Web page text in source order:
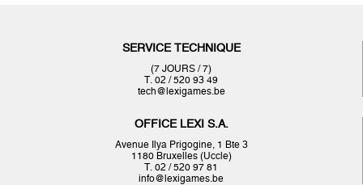
SERVICE TECHNIQUE
(7 JOURS / 7)
T. 02 / 520 93 49
tech@lexigames.be
OFFICE LEXI S.A.
Avenue Ilya Prigogine, 1 Bte 3
1180 Bruxelles (Uccle)
T. 02 / 520 97 81
info@lexigames.be